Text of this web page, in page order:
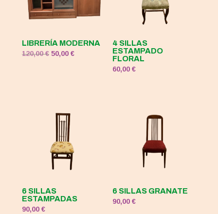
LIBRERÍA MODERNA
120,00€ El
50,00 €El
4 SILLAS
ESTAMPADO
FLORAL
60,00€
6 SILLAS
ESTAMPADAS
90,00 €
6 SILLAS GRANATE
90,00€